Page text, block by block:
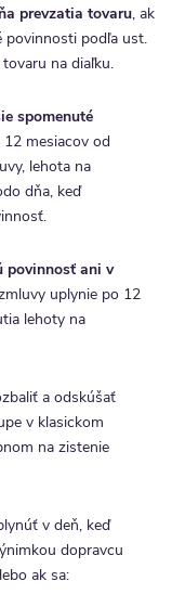
prevzatia tovaru, ak
povinnosti podľa ust.
na diaľku.
spomenuté
mesiacov od
lehota na
dňa, keď
povinnosť ani v
uplynie po 12
lehoty na
a odskúšať
v klasickom
na zistenie
v deň, keď
dopravcu
ak sa: